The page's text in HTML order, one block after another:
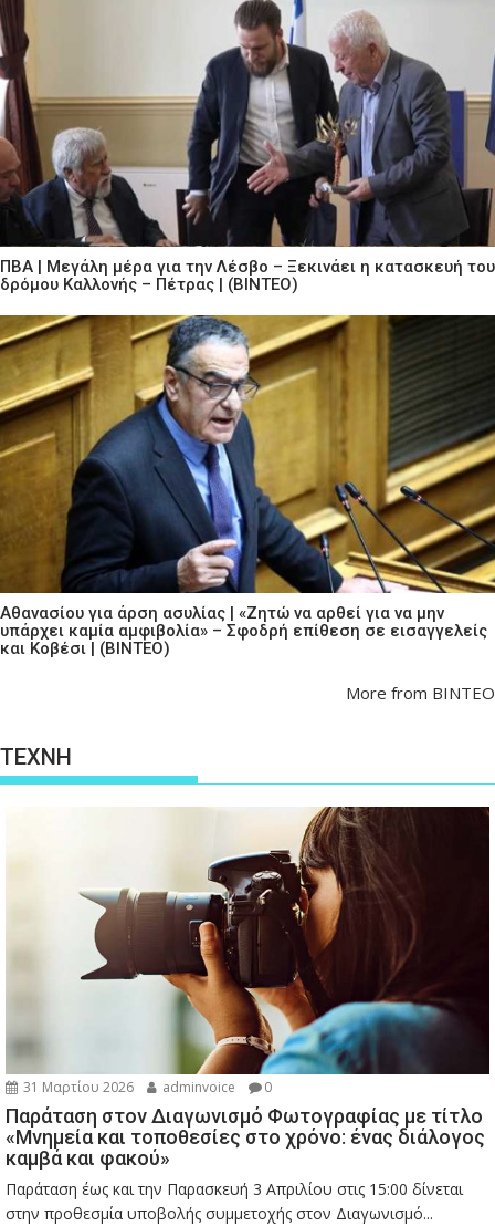
ΠΒΑ | Μεγάλη μέρα για την Λέσβο – Ξεκινάει η κατασκευή του
δρόμου Καλλονής – Πέτρας | (ΒΙΝΤΕΟ)
Αθανασίου για άρση ασυλίας | «Ζητώ να αρθεί για να μην
υπάρχει καμία αμφιβολία» – Σφοδρή επίθεση σε εισαγγελείς
και Κοβέσι | (ΒΙΝΤΕΟ)
More from ΒΙΝΤΕΟ
ΤΕΧΝΗ
31 Μαρτίου 2026 adminvoice 0
Παράταση στον Διαγωνισμό Φωτογραφίας με τίτλο
«Μνημεία και τοποθεσίες στο χρόνο: ένας διάλογος
καμβά και φακού»
Παράταση έως και την Παρασκευή 3 Απριλίου στις 15:00 δίνεται
στην προθεσμία υποβολής συμμετοχής στον Διαγωνισμό...